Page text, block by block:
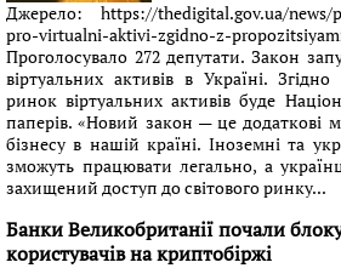
Джерело: https://thedigital.gov.ua/news/
pro-virtualni-aktivi-zgidno-z-
Проголосувало 272 депутати. Закон
віртуальних активів в Україні.
ринок віртуальних активів буде
паперів. «Новий закон — це додаткові
бізнесу в нашій країні. Іноземні та
зможуть працювати легально, а
захищений доступ до світового ринку...
Банки Великобританії почали
користувачів на криптобіржі